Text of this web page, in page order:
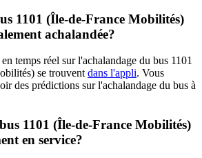
1101 (Île-de-France Mobilités)
achalandée?
temps réel sur l'achalandage du bus 1101
se trouvent dans l'appli. Vous
des prédictions sur l'achalandage du bus à
1101 (Île-de-France Mobilités)
en service?